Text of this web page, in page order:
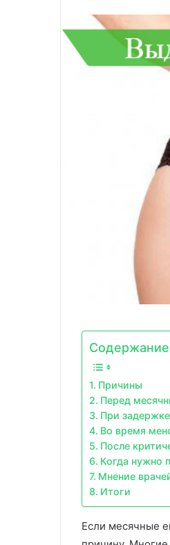
Содержание
Причины
Перед
При задержке
Во время
После
Когда нужно
Мнение
Итоги
Если месячные